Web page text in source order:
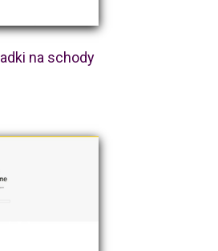
na schody